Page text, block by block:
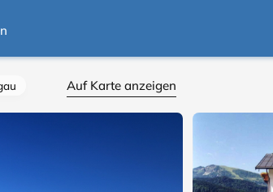
Auf Karte anzeigen